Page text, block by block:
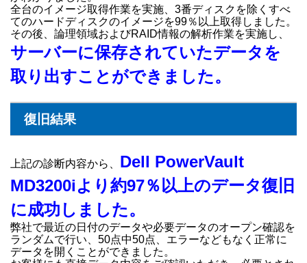
全台のイメージ取得作業を実施、3番ディスクを除くすべ
てのハードディスクのイメージを99％以上取得しました。
その後、論理領域およびRAID情報の解析作業を実施し、
サーバーに保存されていたデータを
取り出すことができました。
復旧結果
上記の診断内容から、 Dell PowerVault
MD3200iより約97％以上のデータ復旧
に成功しました。
弊社で最近の日付のデータや必要データのオープン確認を
ランダムで行い、50点中50点、エラーなどもなく正常に
データを開くことができました。